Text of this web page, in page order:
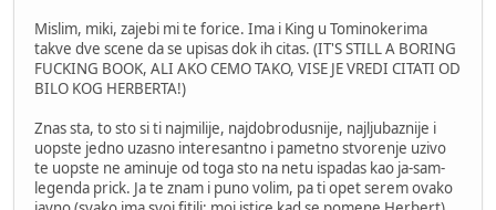
Mislim, miki, zajebi mi te forice. Ima i King u Tominokerima
takve dve scene da se upisas dok ih citas. (IT'S STILL A BORING
FUCKING BOOK, ALI AKO CEMO TAKO, VISE JE VREDI CITATI OD
BILO KOG HERBERTA!)
Znas sta, to sto si ti najmilije, najdobrodusnije, najljubaznije i
uopste jedno uzasno interesantno i pametno stvorenje uzivo
te uopste ne aminuje od toga sto na netu ispadas kao ja-sam-
legenda prick. Ja te znam i puno volim, pa ti opet serem ovako